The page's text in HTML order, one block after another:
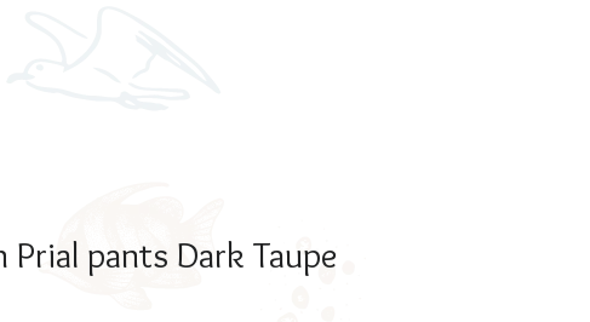
Prial pants Dark Taupe